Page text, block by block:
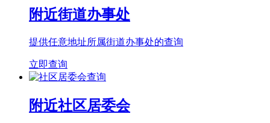
附近街道办事处
提供任意地址所属街道办事处的查询
立即查询
附近社区居委会